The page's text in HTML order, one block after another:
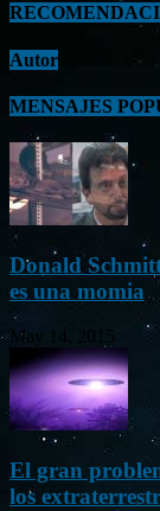
Autor
MENSAJES
Donald
es una momia
May 14, 2015
El gran
los